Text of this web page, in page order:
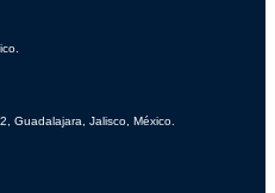
Guadalajara, Jalisco, México.